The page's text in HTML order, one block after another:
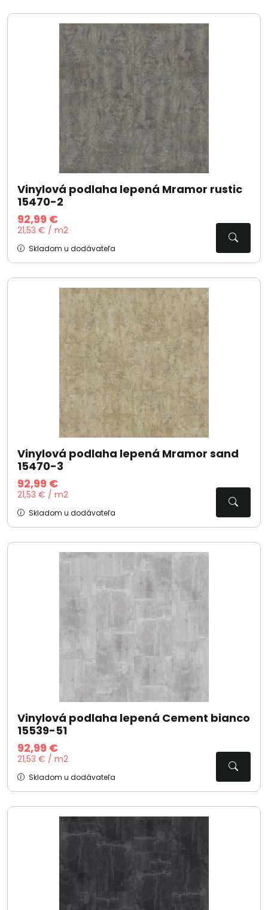
Vinylová podlaha lepená Mramor rustic
15470-2
92,99 €
21,53 € / m2
Skladom u dodávateľa
Vinylová podlaha lepená Mramor sand
15470-3
92,99 €
21,53 € / m2
Skladom u dodávateľa
Vinylová podlaha lepená Cement bianco
15539-51
92,99 €
21,53 € / m2
Skladom u dodávateľa